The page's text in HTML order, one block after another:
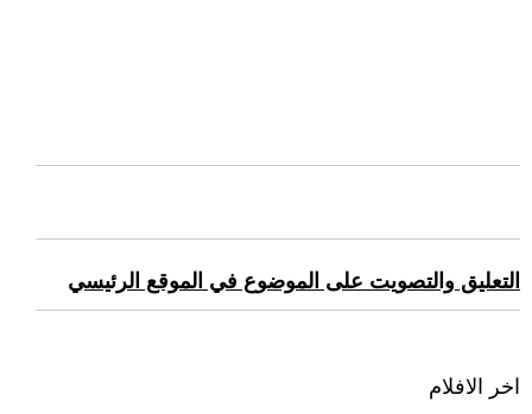
التعليق والتصويت على الموضوع في الموقع الرئيسي
اخر الافلام